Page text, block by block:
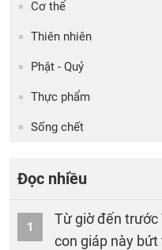
Cơ thể
Thiên nhiên
Phật - Quỷ
Thực phẩm
Sống chết
Đọc nhiều
1
Từ giờ đến trước
con giáp này